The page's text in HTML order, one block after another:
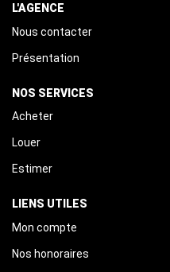
L'AGENCE
Nous contacter
Présentation
NOS SERVICES
Acheter
Louer
Estimer
LIENS UTILES
Mon compte
Nos honoraires